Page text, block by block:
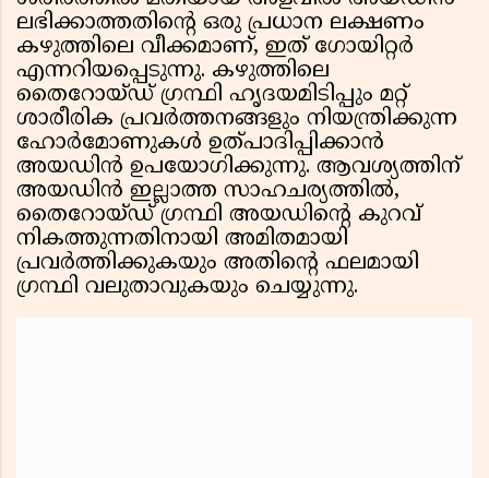
ലഭിക്കാത്തതിന്റെ ഒരു പ്രധാന ലക്ഷണം
കഴുത്തിലെ വീക്കമാണ്, ഇത് ഗോയിറ്റർ
എന്നറിയപ്പെടുന്നു. കഴുത്തിലെ
തൈറോയ്ഡ് ഗ്രന്ഥി ഹൃദയമിടിപ്പും മറ്റ്
ശാരീരിക പ്രവർത്തനങ്ങളും നിയന്ത്രിക്കുന്ന
ഹോർമോണുകൾ ഉത്പാദിപ്പിക്കാൻ
അയഡിൻ ഉപയോഗിക്കുന്നു. ആവശ്യത്തിന്
അയഡിൻ ഇല്ലാത്ത സാഹചര്യത്തിൽ,
തൈറോയ്ഡ് ഗ്രന്ഥി അയഡിന്റെ കുറവ്
നികത്തുന്നതിനായി അമിതമായി
പ്രവർത്തിക്കുകയും അതിന്റെ ഫലമായി
ഗ്രന്ഥി വലുതാവുകയും ചെയ്യുന്നു.